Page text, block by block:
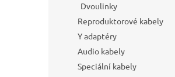
Dvoulinky
Reproduktorové kabely
Y adaptéry
Audio kabely
Speciální kabely